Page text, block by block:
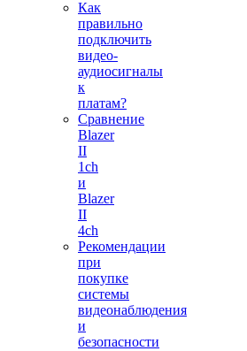
Как
правильно
подключить
видео-
аудиосигналы
к
платам?
Сравнение
Blazer
II
1ch
и
Blazer
II
4ch
Рекомендации
при
покупке
системы
видеонаблюдения
и
безопасности